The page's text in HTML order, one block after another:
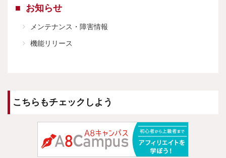
お知らせ
メンテナンス・障害情報
機能リリース
こちらもチェックしよう